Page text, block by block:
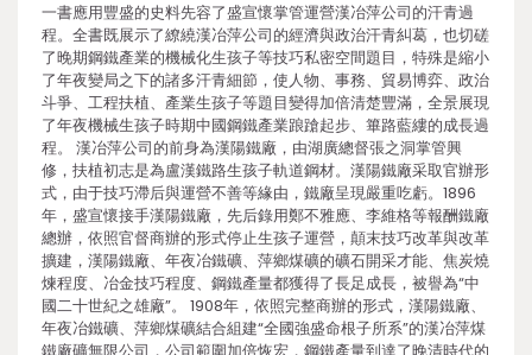
一書應用豐盛的史料先容了盛宣懷掌管運營漢冶萍公司的汗青過
程。全書既展示了繚繞漢冶萍公司的經濟與政治汗青糾葛，也切磋
了晚期鋼鐵產業的機械化生孩子等技巧私密空間題目，特殊是縮小
了年夜變局之下的諸多汗青細節，使人物、事務、貿易博弈、政治
斗爭、工程扶植、產業生孩子等題目變得加倍清楚豐滿，全景展現
了年夜機械生孩子時期中國鋼鐵產業踉蹌起步、篳路藍縷的成長過
程。 漢冶萍公司的前身為漢陽鐵廠，由湖廣總督張之洞掌管興
修，扶植初志是為盧漢鐵路生孩子軌道鋼材。漢陽鐵廠采取官辦形
式，由于技巧滯后與運營不善等緣由，鐵廠呈現嚴重吃虧。1896
年，盛宣懷接手漢陽鐵廠，先后錄用鄭不雅應、李維格等報酬鐵廠
總辦，依照官督商辦的形式停止生孩子運營，顛末技巧改革與改革
擴建，漢陽鐵廠、年夜冶鐵礦、萍鄉煤礦的礦石開采才能、焦炭燒
煉程度、冶金技巧程度、鋼鐵產量都獲得了長足成長，被譽為“中
國二十世紀之雄廠”。 1908年，依照完整商辦的形式，漢陽鐵廠、
年夜冶鐵礦、萍鄉煤礦結合組建“全國強盛命根子所系”的漢冶萍煤